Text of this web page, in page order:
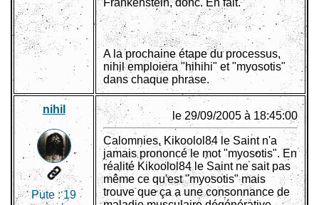
Frankenstein, donc. En fait.
A la prochaine étape du processus,
nihil emploiera "hihihi" et "myosotis"
dans chaque phrase.
nihil
Pute :19
le 29/09/2005 à 18:45:00
Calomnies, Kikoolol84 le Saint n'a
jamais prononcé le mot "myosotis". En
réalité Kikoolol84 le Saint ne sait pas
même ce qu'est "myosotis" mais
trouve que ça a une consonnance de